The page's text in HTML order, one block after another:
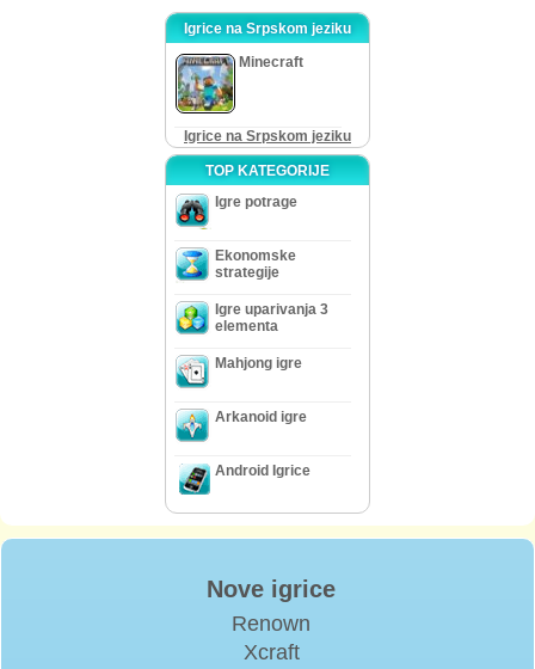
Igrice na Srpskom jeziku
Minecraft
Igrice na Srpskom jeziku
TOP KATEGORIJE
Igre potrage
Ekonomske
strategije
Igre uparivanja 3
elementa
Mahjong igre
Arkanoid igre
Android Igrice
Nove igrice
Renown
Xcraft